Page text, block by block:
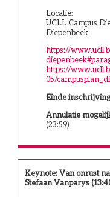
Locatie:
UCLL Campus
Diepenbeek
https://
https://
05/
Einde
Annulatie
(23:59)
Keynote: Van onrust
Stefaan Vanparys